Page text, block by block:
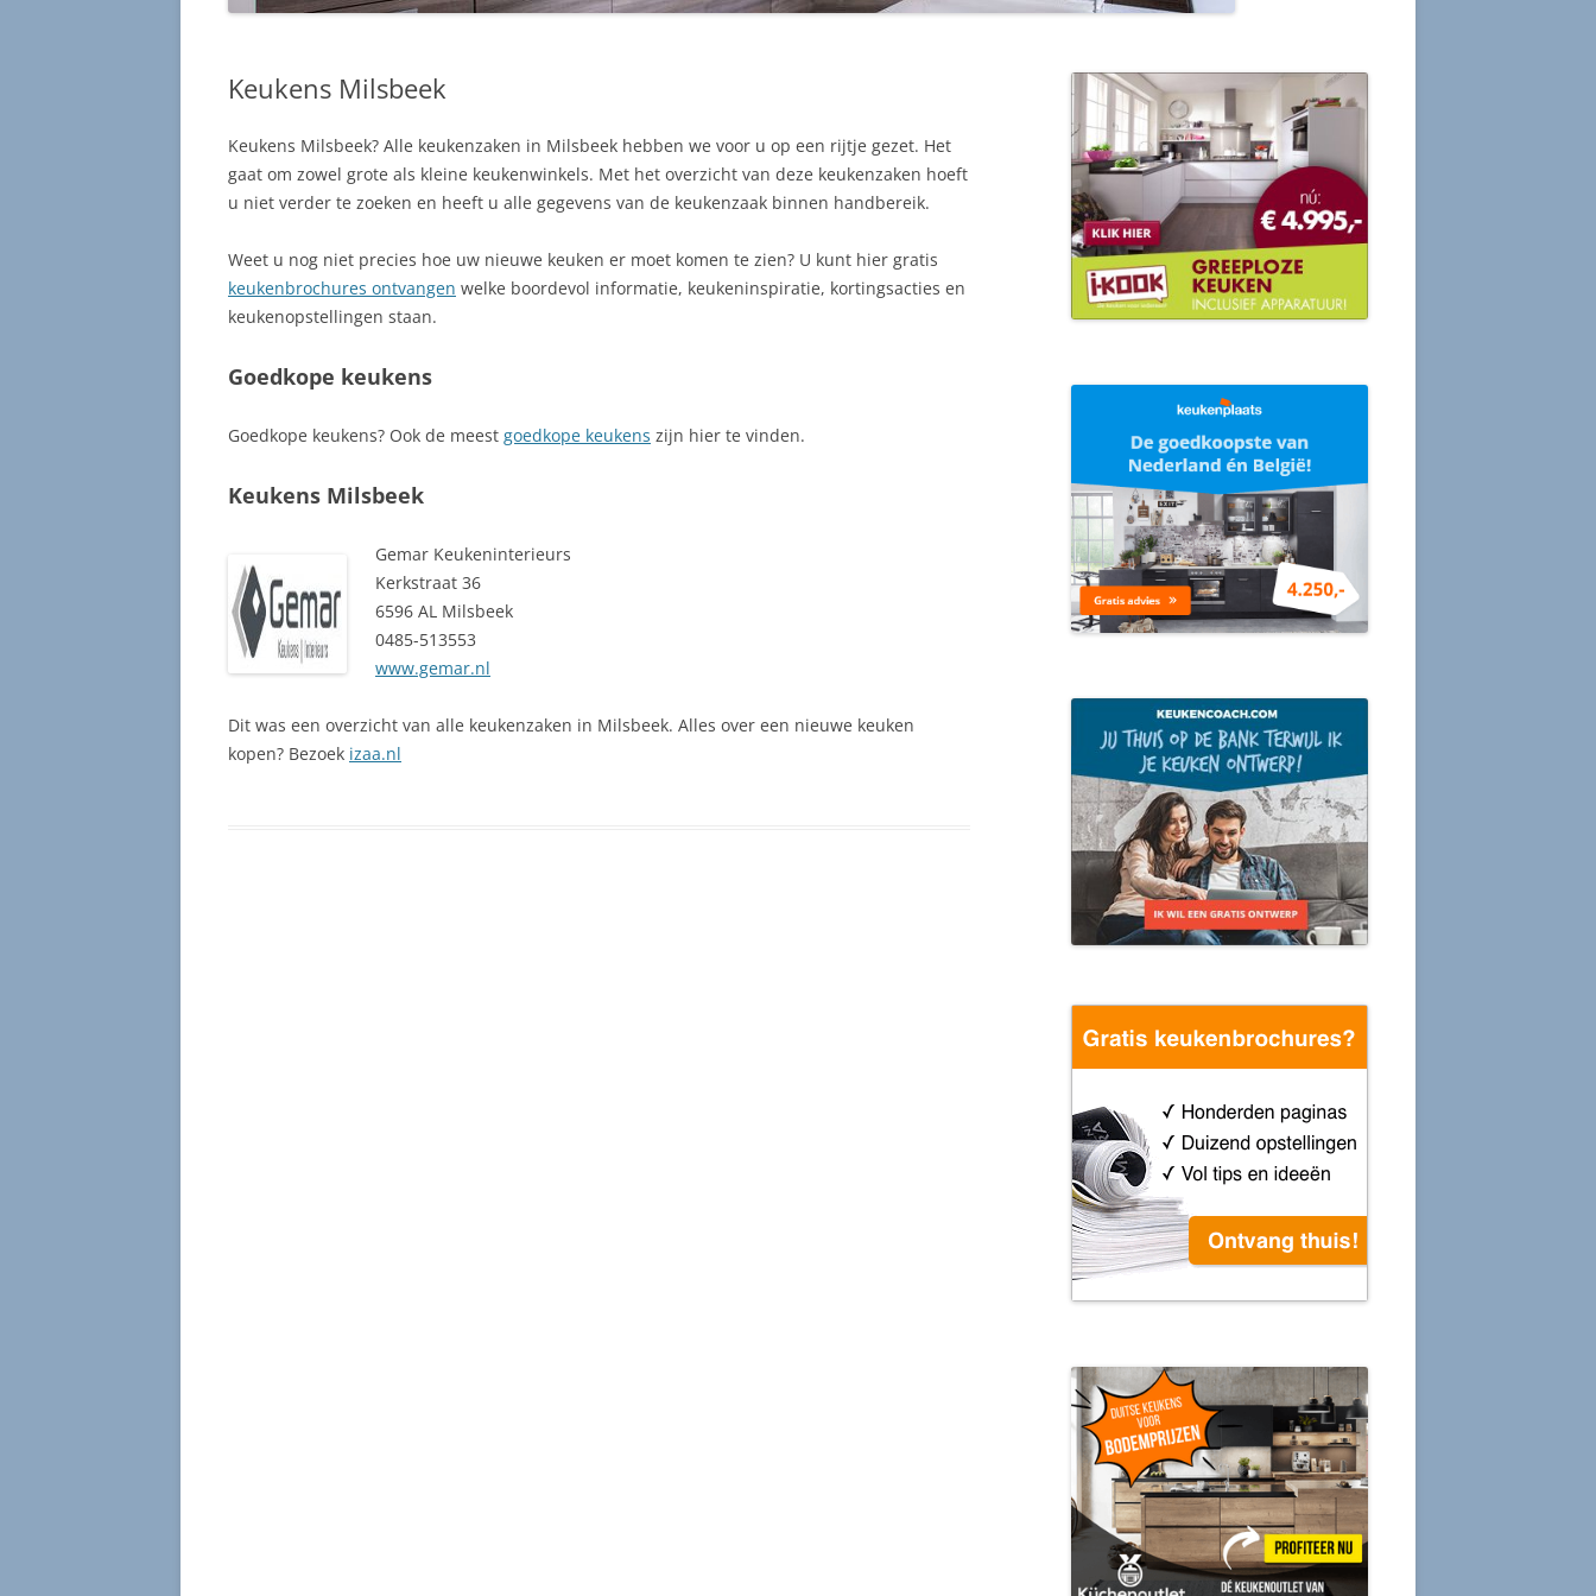
Keukens Milsbeek
Keukens Milsbeek? Alle keukenzaken in Milsbeek hebben we voor u op een rijtje gezet. Het
gaat om zowel grote als kleine keukenwinkels. Met het overzicht van deze keukenzaken hoeft
u niet verder te zoeken en heeft u alle gegevens van de keukenzaak binnen handbereik.
Weet u nog niet precies hoe uw nieuwe keuken er moet komen te zien? U kunt hier gratis
keukenbrochures ontvangen welke boordevol informatie, keukeninspiratie, kortingsacties en
keukenopstellingen staan.
Goedkope keukens
Goedkope keukens? Ook de meest goedkope keukens zijn hier te vinden.
Keukens Milsbeek
Gemar Keukeninterieurs
Kerkstraat 36
6596 AL Milsbeek
0485-513553
www.gemar.nl
Dit was een overzicht van alle keukenzaken in Milsbeek. Alles over een nieuwe keuken
kopen? Bezoek izaa.nl